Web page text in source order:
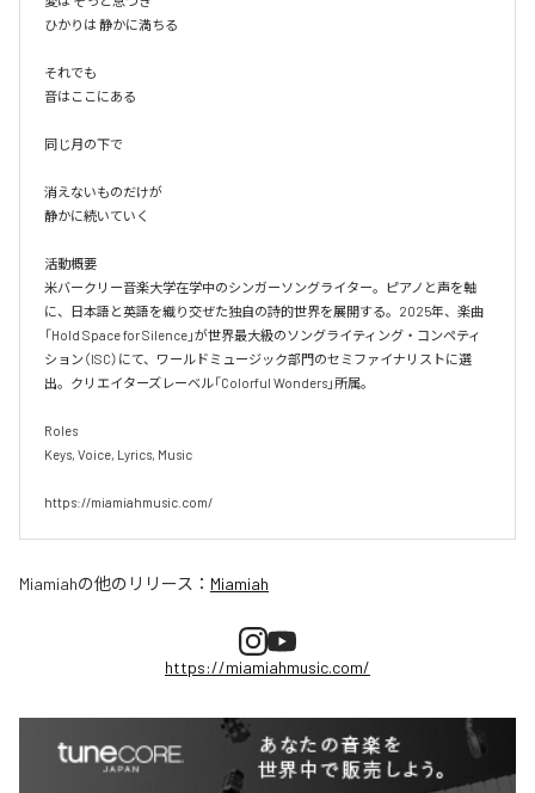
ひかりは 静かに満ちる
それでも
音はここにある
同じ月の下で
消えないものだけが
静かに続いていく
活動概要
米バークリー音楽大学在学中のシンガーソングライター。ピアノと声を軸
に、日本語と英語を織り交ぜた独自の詩的世界を展開する。2025年、楽曲
「Hold Space for Silence」が世界最大級のソングライティング・コンペティ
ション（ISC）にて、ワールドミュージック部門のセミファイナリストに選
出。クリエイターズレーベル「Colorful Wonders」所属。
Roles
Keys, Voice, Lyrics, Music
https://miamiahmusic.com/
Miamiahの他のリリース： Miamiah
https://miamiahmusic.com/